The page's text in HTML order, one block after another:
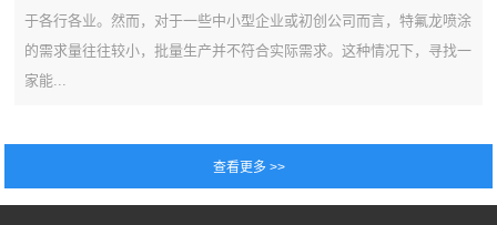
于各行各业。然而，对于一些中小型企业或初创公司而言，特氟龙喷涂
的需求量往往较小，批量生产并不符合实际需求。这种情况下，寻找一
家能...